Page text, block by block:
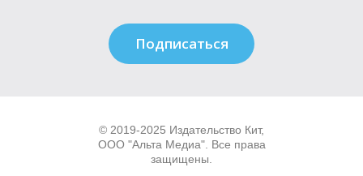
Подписаться
© 2019-2025 Издательство Кит,
ООО "Альта Медиа". Все права
защищены.